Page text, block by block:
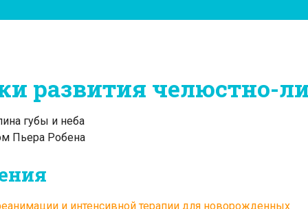
развития челюстно-
губы и неба
Пьера Робена
и интенсивной терапии для новорожденных